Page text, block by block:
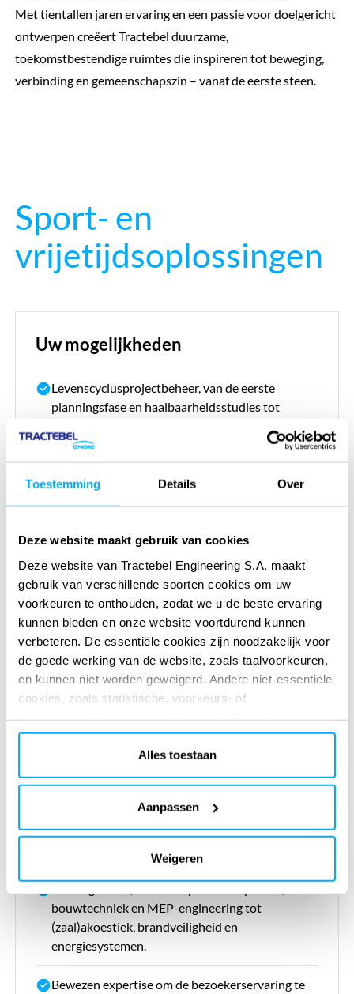
Toestemming Details Over
Deze website maakt gebruik van cookies
Deze website van Tractebel Engineering S.A. maakt
gebruik van verschillende soorten cookies om uw
voorkeuren te onthouden, zodat we u de beste ervaring
kunnen bieden en onze website voortdurend kunnen
verbeteren. De essentiële cookies zijn noodzakelijk voor
de goede werking van de website, zoals taalvoorkeuren,
en kunnen niet worden geweigerd. Andere niet-essentiële
cookies, zoals statistische, voorkeurs- of
“Alles accepteren” hebt geklikt. Voor meer informatie kunt
u ons cookiebeleid lezen in de sectie ‘Over’ en onderaan
onze website.
Alles toestaan
Aanpassen
Weigeren
Met tientallen jaren ervaring en een passie voor doelgericht
ontwerpen creëert Tractebel duurzame,
toekomstbestendige ruimtes die inspireren tot beweging,
verbinding en gemeenschapszin – vanaf de eerste steen.
Sport- en
vrijetijdsoplossingen
Uw mogelijkheden
Levenscyclusprojectbeheer, van de eerste
planningsfase en haalbaarheidsstudies tot
Complete bouwontwerp- en
engineeringdiensten voor de unieke eisen van
sport- en recreatiefaciliteiten
Druktebeheer en comfortoptimalisatie om de
bezoekerservaring en veiligheid te verbeteren
Advies op het gebied van duurzaamheid en
energie-efficiëntie met slimme systemen en
technologie om de operationele kosten en de
impact op het milieu te verminderen.
Infrastructuur en terreinontwikkeling, inclusief
mobiliteitsoplossingen om naadloze
verbindingen en langdurige functionaliteit te
Uw waarde
bouwtechniek en MEP-engineering tot
(zaal)akoestiek, brandveiligheid en
energiesystemen.
Bewezen expertise om de bezoekerservaring te